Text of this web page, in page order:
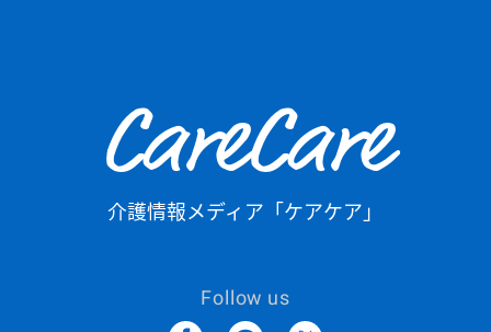
CareCare
介護情報メディア「ケアケア」
Follow us